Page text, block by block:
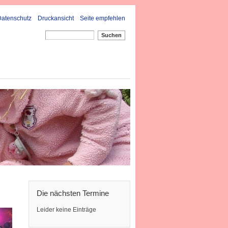
Druckansicht Seite empfehlen
Suchen
Die nächsten Termine
Leider keine Einträge